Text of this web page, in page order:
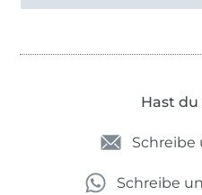
Hast du
Schreibe
Schreibe